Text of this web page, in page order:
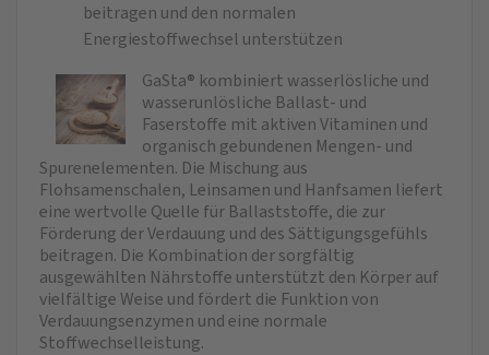
beitragen und den normalen
Energiestoffwechsel unterstützen
GaSta® kombiniert wasserlösliche und
wasserunlösliche Ballast- und
Faserstoffe mit aktiven Vitaminen und
organisch gebundenen Mengen- und
Spurenelementen. Die Mischung aus
Flohsamenschalen, Leinsamen und Hanfsamen liefert
eine wertvolle Quelle für Ballaststoffe, die zur
Förderung der Verdauung und des Sättigungsgefühls
beitragen. Die Kombination der sorgfältig
ausgewählten Nährstoffe unterstützt den Körper auf
vielfältige Weise und fördert die Funktion von
Verdauungsenzymen und eine normale
Stoffwechselleistung.